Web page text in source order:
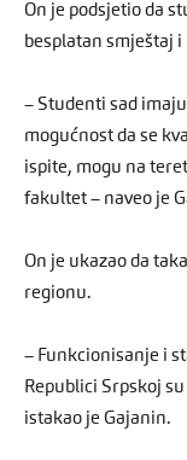
On je podsjetio da
besplatan smještaj
– Studenti sad
mogućnost da se
ispite, mogu na
fakultet – naveo je
On je ukazao da
regionu.
– Funkcionisanje i
Republici Srpskoj
istakao je Gajanin.